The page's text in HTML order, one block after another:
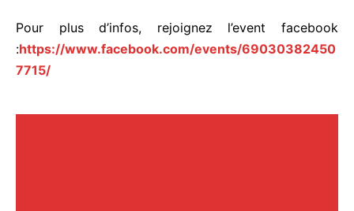
Pour plus d’infos, rejoignez l’event facebook
:https://www.facebook.com/events/69030382450
7715/